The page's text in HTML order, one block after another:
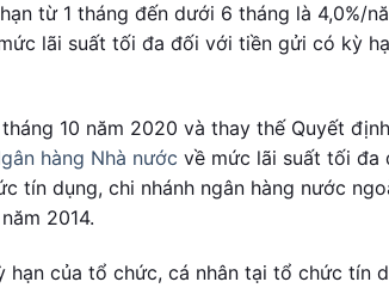
từ 1 tháng đến dưới 6 tháng là 4,0%/
lãi suất tối đa đối với tiền gửi có kỳ
10 năm 2020 và thay thế Quyết
hàng Nhà nước về mức lãi suất tối đa
tín dụng, chi nhánh ngân hàng nước
2014.
của tổ chức, cá nhân tại tổ chức tín